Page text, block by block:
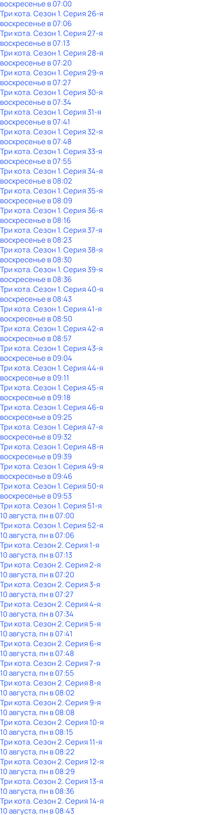
воскресенье в07:00
Три кота. Сезон 1. Серия 26-я
воскресенье в07:06
Три кота. Сезон 1. Серия 27-я
воскресенье в07:13
Три кота. Сезон 1. Серия 28-я
воскресенье в07:20
Три кота. Сезон 1. Серия 29-я
воскресенье в07:27
Три кота. Сезон 1. Серия 30-я
воскресенье в07:34
Три кота. Сезон 1. Серия 31-я
воскресенье в07:41
Три кота. Сезон 1. Серия 32-я
воскресенье в07:48
Три кота. Сезон 1. Серия 33-я
воскресенье в07:55
Три кота. Сезон 1. Серия 34-я
воскресенье в08:02
Три кота. Сезон 1. Серия 35-я
воскресенье в08:09
Три кота. Сезон 1. Серия 36-я
воскресенье в08:16
Три кота. Сезон 1. Серия 37-я
воскресенье в08:23
Три кота. Сезон 1. Серия 38-я
воскресенье в08:30
Три кота. Сезон 1. Серия 39-я
воскресенье в08:36
Три кота. Сезон 1. Серия 40-я
воскресенье в08:43
Три кота. Сезон 1. Серия 41-я
воскресенье в08:50
Три кота. Сезон 1. Серия 42-я
воскресенье в08:57
Три кота. Сезон 1. Серия 43-я
воскресенье в09:04
Три кота. Сезон 1. Серия 44-я
воскресенье в09:11
Три кота. Сезон 1. Серия 45-я
воскресенье в09:18
Три кота. Сезон 1. Серия 46-я
воскресенье в09:25
Три кота. Сезон 1. Серия 47-я
воскресенье в09:32
Три кота. Сезон 1. Серия 48-я
воскресенье в09:39
Три кота. Сезон 1. Серия 49-я
воскресенье в09:46
Три кота. Сезон 1. Серия 50-я
воскресенье в09:53
Три кота. Сезон 1. Серия 51-я
10 августа, пн в 07:00
Три кота. Сезон 1. Серия 52-я
10 августа, пн в 07:06
Три кота. Сезон 2. Серия 1-я
10 августа, пн в 07:13
Три кота. Сезон 2. Серия 2-я
10 августа, пн в 07:20
Три кота. Сезон 2. Серия 3-я
10 августа, пн в 07:27
Три кота. Сезон 2. Серия 4-я
10 августа, пн в 07:34
Три кота. Сезон 2. Серия 5-я
10 августа, пн в 07:41
Три кота. Сезон 2. Серия 6-я
10 августа, пн в 07:48
Три кота. Сезон 2. Серия 7-я
10 августа, пн в 07:55
Три кота. Сезон 2. Серия 8-я
10 августа, пн в 08:02
Три кота. Сезон 2. Серия 9-я
10 августа, пн в 08:08
Три кота. Сезон 2. Серия 10-я
10 августа, пн в 08:15
Три кота. Сезон 2. Серия 11-я
10 августа, пн в 08:22
Три кота. Сезон 2. Серия 12-я
10 августа, пн в 08:29
Три кота. Сезон 2. Серия 13-я
10 августа, пн в 08:36
Три кота. Сезон 2. Серия 14-я
10 августа, пн в 08:43